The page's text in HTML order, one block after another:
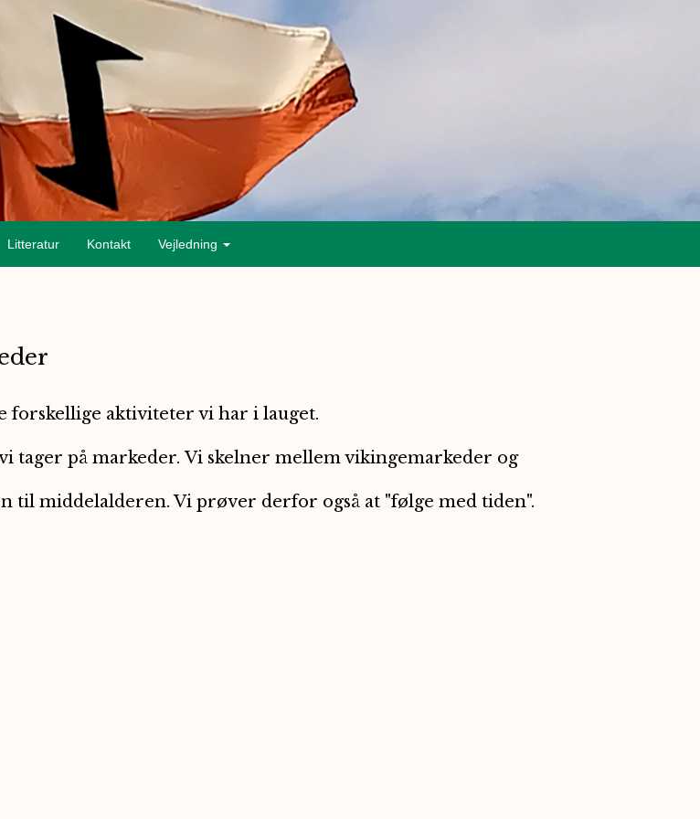
Litteratur Kontakt Vejledning
aktiviteter vi har i lauget.
på markeder. Vi skelner mellem vikingemarkeder og
middelalderen. Vi prøver derfor også at "følge med tiden".